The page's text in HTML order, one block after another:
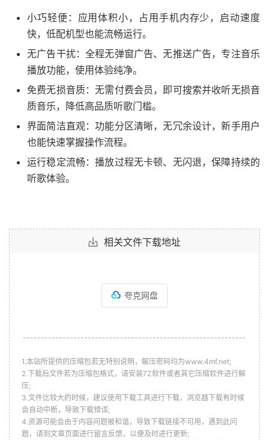
小巧轻便：应用体积小，占用手机内存少，启动速度
快，低配机型也能流畅运行。
无广告干扰：全程无弹窗广告、无推送广告，专注音乐
播放功能，使用体验纯净。
免费无损音质：无需付费会员，即可搜索并收听无损音
质音乐，降低高品质听歌门槛。
界面简洁直观：功能分区清晰，无冗余设计，新手用户
也能快速掌握操作流程。
运行稳定流畅：播放过程无卡顿、无闪退，保障持续的
听歌体验。
相关文件下载地址
夸克网盘
--------------------------------------------------------------
1.本站所提供的压缩包若无特别说明，解压密码均为www.4mf.net;
2.下载后文件若为压缩包格式，请安装7Z软件或者其它压缩软件进行解
压;
3.文件比较大的时候，建议使用下载工具进行下载，浏览器下载有时候
会自动中断，导致下载错误;
4.资源可能会由于内容问题被和谐，导致下载链接不可用，遇到此问
题，请到文章页面进行留言反馈，以便及时进行更新;